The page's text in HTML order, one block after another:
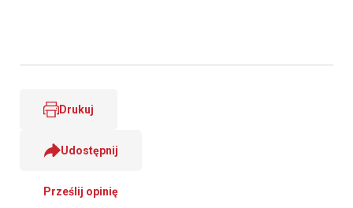
Drukuj
Udostępnij
Prześlij opinię